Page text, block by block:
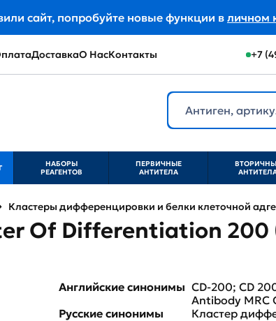
сайт, попробуйте новые функции в личном
ДоставкаО НасКонтакты +7
НАБОРЫ
РЕАГЕНТОВ
ПЕРВИЧНЫЕ
АНТИТЕЛА
Кластеры дифференцировки и белки клеточной
Of Differentiation 200
Английские синонимы CD-200; CD
Antibody MRC
Русские синонимы
Кластер